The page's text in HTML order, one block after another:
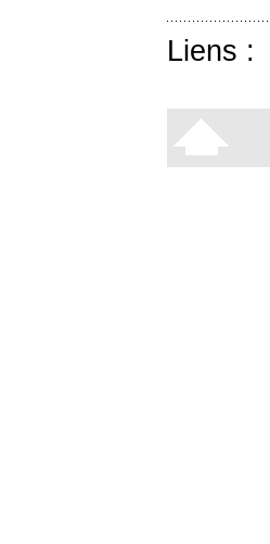
Liens :